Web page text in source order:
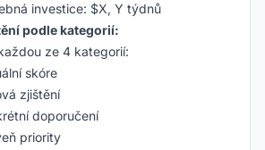
investice: $X, Y týdnů
podle kategorií:
ze 4 kategorií:
skóre
zjištění
doporučení
priority